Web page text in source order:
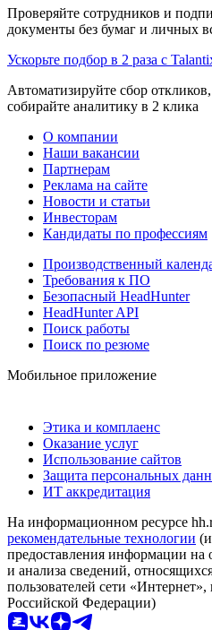
Проверяйте сотрудников и
документы без бумаг и личных
Ускорьте подбор в 2 раза с
Автоматизируйте сбор
собирайте аналитику в 2 клика
О компании
Наши вакансии
Партнерам
Реклама на сайте
Новости и статьи
Инвесторам
Кандидаты по профессиям
Производственный
Требования к ПО
Безопасный HeadHunter
HeadHunter API
Поиск работы
Поиск по резюме
Мобильное приложение
Этика и комплаенс
Оказание услуг
Использование сайтов
Защита персональных
ИТ аккредитация
На информационном ресурсе
рекомендательные технологии
предоставления информации на
и анализа сведений,
пользователей сети
Российской Федерации)